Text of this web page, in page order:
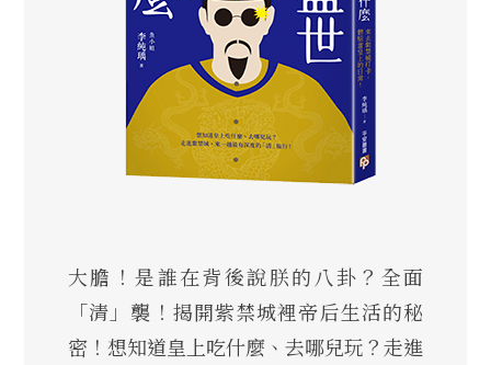
大膽！是誰在背後說朕的八卦？全面
「清」襲！揭開紫禁城裡帝后生活的秘
密！想知道皇上吃什麼、去哪兒玩？走進